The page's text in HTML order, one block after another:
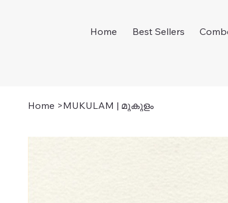
Home Best Sellers
Home >MUKULAM | മുകുളം